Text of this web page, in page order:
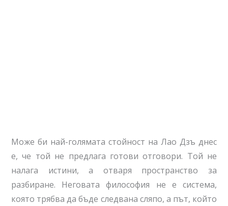
Може би най-голямата стойност на Лао Дзъ днес
е, че той не предлага готови отговори. Той не
налага истини, а отваря пространство за
разбиране. Неговата философия не е система,
която трябва да бъде следвана сляпо, а път, който